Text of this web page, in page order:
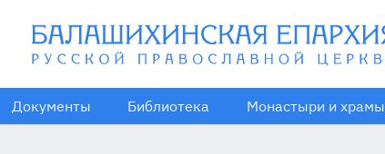
Документы Библиотека Монастыри и храмы